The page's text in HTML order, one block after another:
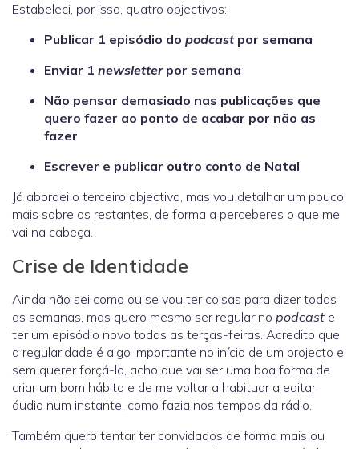
Estabeleci, por isso, quatro objectivos:
Publicar 1 episódio do podcastpor semana
Enviar 1 newsletterpor semana
Não pensar demasiado nas publicações que
quero fazer ao ponto de acabar por não as
fazer
Escrever e publicar outro conto de Natal
Já abordei o terceiro objectivo, mas vou detalhar um pouco
mais sobre os restantes, de forma a perceberes o que me
vai na cabeça.
Crise de Identidade
Ainda não sei como ou se vou ter coisas para dizer todas
as semanas, mas quero mesmo ser regular no podcast e
ter um episódio novo todas as terças-feiras. Acredito que
a regularidade é algo importante no início de um projecto e,
sem querer forçá-lo, acho que vai ser uma boa forma de
criar um bom hábito e de me voltar a habituar a editar
áudio num instante, como fazia nos tempos da rádio.
Também quero tentar ter convidados de forma mais ou